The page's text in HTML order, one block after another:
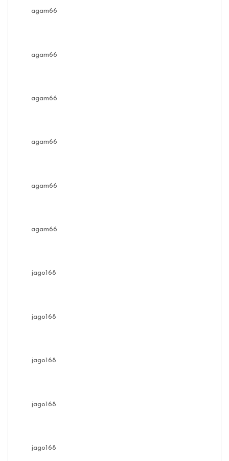
agam66
agam66
agam66
agam66
agam66
agam66
jago168
jago168
jago168
jago168
jago168